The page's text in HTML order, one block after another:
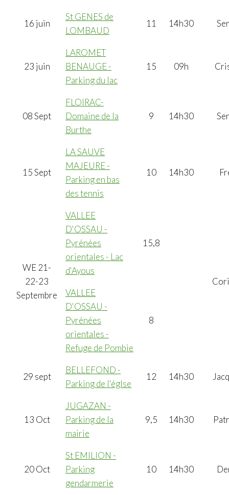
16 juin
St GENES de
LOMBAUD
11 14h30
23 juin
LAROMET
BENAUGE -
Parking du lac
15 09h
08 Sept
FLOIRAC-
Domaine de la
Burthe
9 14h30
15 Sept
LA SAUVE
MAJEURE -
Parking en bas
des tennis
10 14h30
WE 21-
22-23
Septembre
VALLEE
D'OSSAU -
Pyrénées
orientales - Lac
d'Ayous
15,8
VALLEE
D'OSSAU -
Pyrénées
orientales -
Refuge de Pombie
8
29 sept
BELLEFOND -
Parking de l'églse
12 14h30
13 Oct
JUGAZAN -
Parking de la
mairie
9,5 14h30
20 Oct
St EMILION -
Parking
gendarmerie
10 14h30